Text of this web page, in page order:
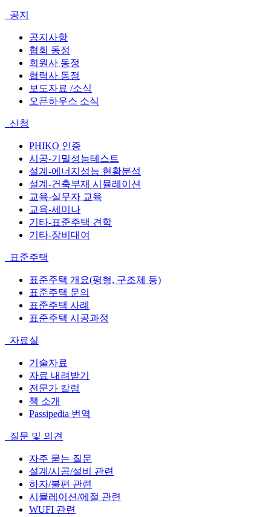
공지
공지사항
협회 동정
회원사 동정
협력사 동정
보도자료 /소식
오픈하우스 소식
신청
PHIKO 인증
시공-기밀성능테스트
설계-에너지성능 현황분석
설계-건축부재 시뮬레이션
교육-실무자 교육
교육-세미나
기타-표준주택 견학
기타-장비대여
표준주택
표준주택 개요(평형, 구조체 등)
표준주택 문의
표준주택 사례
표준주택 시공과정
자료실
기술자료
자료 내려받기
전문가 칼럼
책 소개
Passipedia 번역
질문 및 의견
자주 묻는 질문
설계/시공/설비 관련
하자/불편 관련
시뮬레이션/에절 관련
WUFI 관련